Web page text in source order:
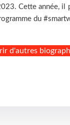
Cette année,
du
d'autres